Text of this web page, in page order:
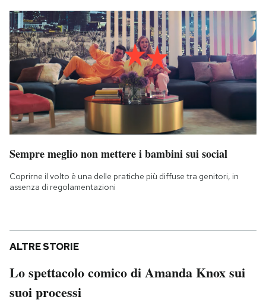
Sempre meglio non mettere i bambini sui social
Coprirne il volto è una delle pratiche più diffuse tra genitori, in
assenza di regolamentazioni
ALTRE STORIE
Lo spettacolo comico di Amanda Knox sui
suoi processi